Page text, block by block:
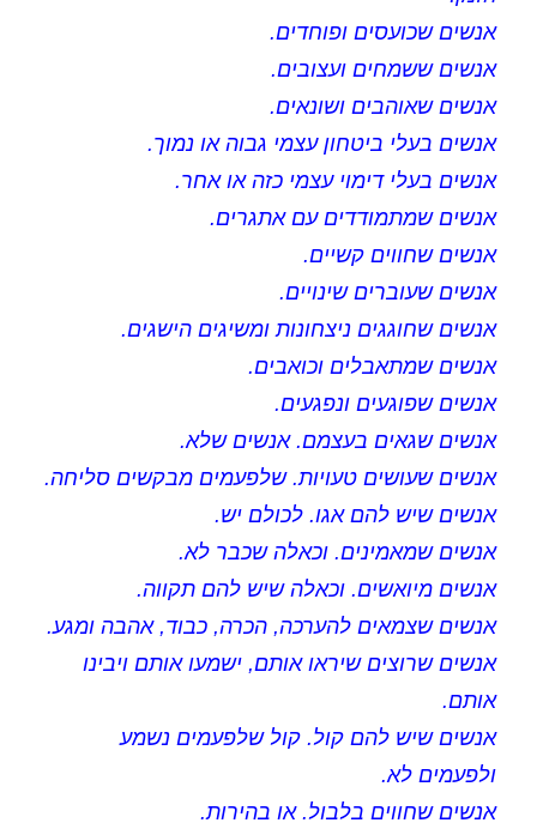
אנשים שכועסים ופוחדים.
אנשים ששמחים ועצובים.
אנשים שאוהבים ושונאים.
אנשים בעלי ביטחון עצמי גבוה או נמוך.
אנשים בעלי דימוי עצמי כזה או אחר.
אנשים שמתמודדים עם אתגרים.
אנשים שחווים קשיים.
אנשים שעוברים שינויים.
אנשים שחוגגים ניצחונות ומשיגים הישגים.
אנשים שמתאבלים וכואבים.
אנשים שפוגעים ונפגעים.
אנשים שגאים בעצמם. אנשים שלא.
אנשים שעושים טעויות. שלפעמים מבקשים סליחה.
אנשים שיש להם אגו. לכולם יש.
אנשים שמאמינים. וכאלה שכבר לא.
אנשים מיואשים. וכאלה שיש להם תקווה.
אנשים שצמאים להערכה, הכרה, כבוד, אהבה ומגע.
אנשים שרוצים שיראו אותם, ישמעו אותם ויבינו
אותם.
אנשים שיש להם קול. קול שלפעמים נשמע
ולפעמים לא.
אנשים שחווים בלבול. או בהירות.